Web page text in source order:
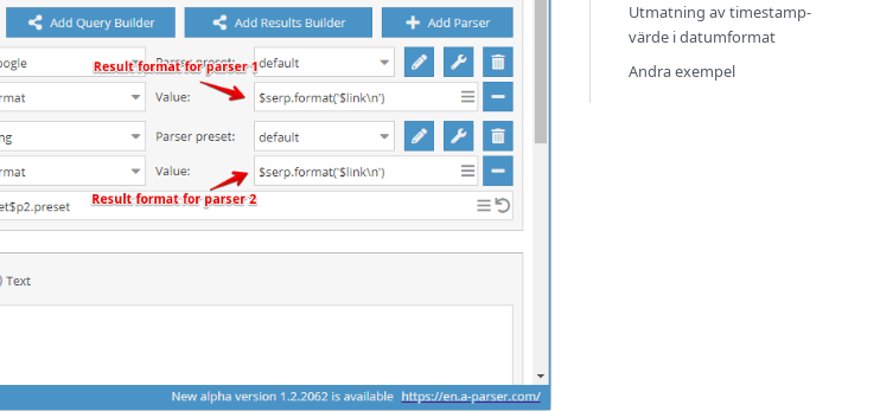
Utmatning av timestamp-
värde i datumformat
Andra exempel